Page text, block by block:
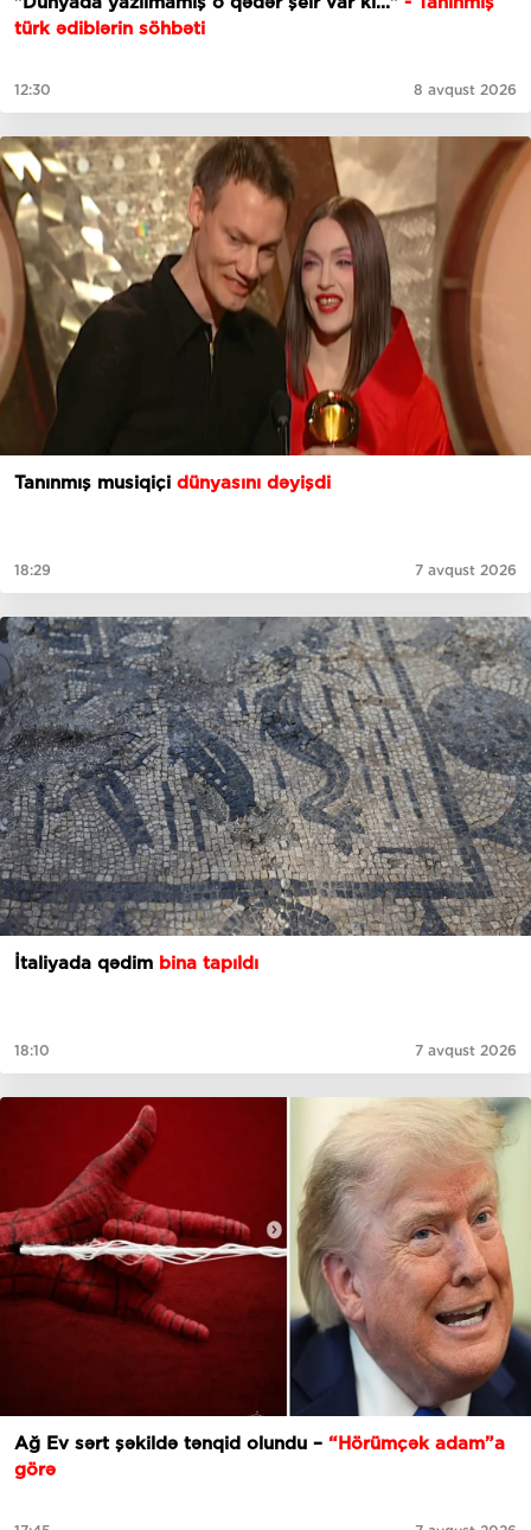
türk ədiblərin söhbəti
12:30 8 avqust 2026
Tanınmış musiqiçi dünyasını dəyişdi
18:29 7 avqust 2026
İtaliyada qədim bina tapıldı
18:10 7 avqust 2026
Ağ Ev sərt şəkildə tənqid olundu – “Hörümçək adam”a
görə